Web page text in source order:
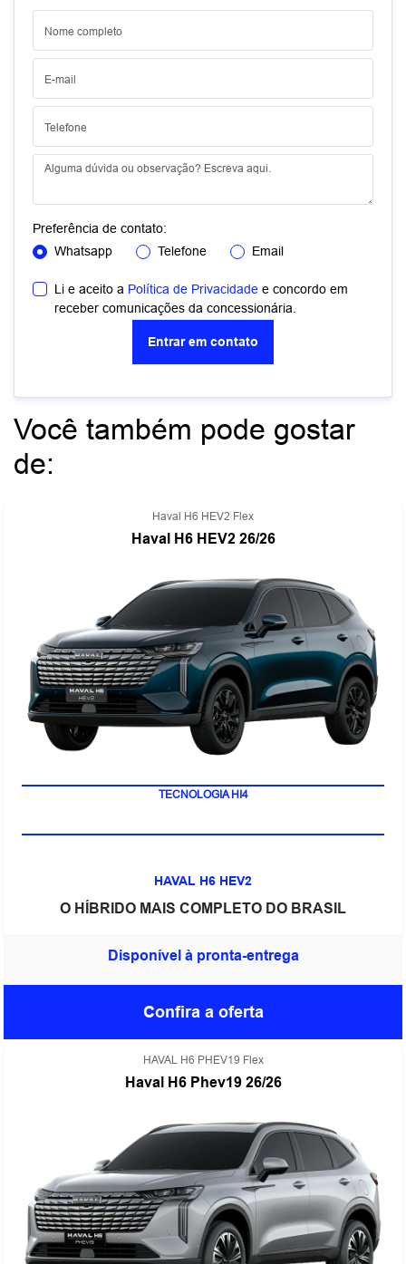
Preferência de contato:
Whatsapp
Telefone Email
Li e aceito a Política de Privacidade e concordo em
receber comunicações da concessionária.
Entrar em contato
Você também pode gostar
de:
Haval H6 HEV2 Flex
Haval H6 HEV2 26/26
TECNOLOGIA HI4
HAVAL H6 HEV2
O HÍBRIDO MAIS COMPLETO DO BRASIL
Disponível à pronta-entrega
Confira a oferta
HAVAL H6 PHEV19 Flex
Haval H6 Phev19 26/26